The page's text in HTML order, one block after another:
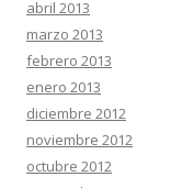
abril 2013
marzo 2013
febrero 2013
enero 2013
diciembre 2012
noviembre 2012
octubre 2012